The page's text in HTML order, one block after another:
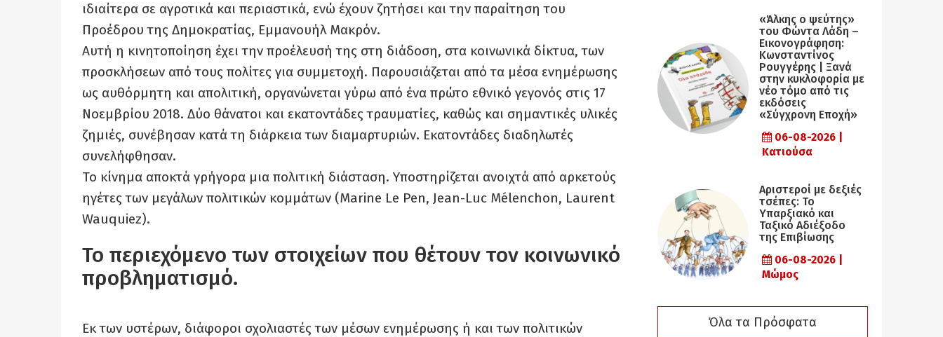
ιδιαίτερα σε αγροτικά και περιαστικά, ενώ έχουν ζητήσει και την παραίτηση του
Προέδρου της Δημοκρατίας, Εμμανουήλ Μακρόν.
Αυτή η κινητοποίηση έχει την προέλευσή της στη διάδοση, στα κοινωνικά δίκτυα, των
προσκλήσεων από τους πολίτες για συμμετοχή. Παρουσιάζεται από τα μέσα ενημέρωσης
ως αυθόρμητη και απολιτική, οργανώνεται γύρω από ένα πρώτο εθνικό γεγονός στις 17
Νοεμβρίου 2018. Δύο θάνατοι και εκατοντάδες τραυματίες, καθώς και σημαντικές υλικές
ζημιές, συνέβησαν κατά τη διάρκεια των διαμαρτυριών. Εκατοντάδες διαδηλωτές
συνελήφθησαν.
Το κίνημα αποκτά γρήγορα μια πολιτική διάσταση. Υποστηρίζεται ανοιχτά από αρκετούς
ηγέτες των μεγάλων πολιτικών κομμάτων (Marine Le Pen, Jean-Luc Mélenchon, Laurent
Wauquiez).
Το περιεχόμενο των στοιχείων που θέτουν τον κοινωνικό
προβληματισμό.
Εκ των υστέρων, διάφοροι σχολιαστές των μέσων ενημέρωσης ή και των πολιτικών
«Άλκης ο ψεύτης»
του Φώντα Λάδη –
Εικονογράφηση:
Κωνσταντίνος
Ρουγγέρης | Ξανά
στην κυκλοφορία με
νέο τόμο από τις
εκδόσεις
«Σύγχρονη Εποχή»
06-08-2026 |
Κατιούσα
Αριστεροί με δεξιές
τσέπες: Το
Υπαρξιακό και
Ταξικό Αδιέξοδο
της Επιβίωσης
06-08-2026 |
Μώμος
Όλα τα Πρόσφατα